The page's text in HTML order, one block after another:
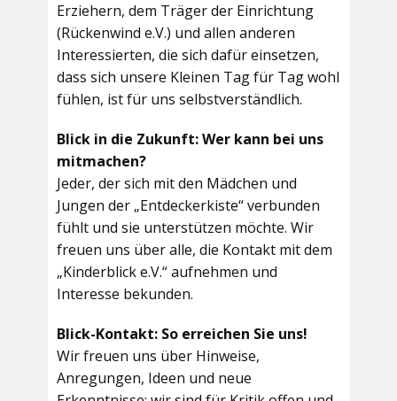
Erziehern, dem Träger der Einrichtung
(Rückenwind e.V.) und allen anderen
Interessierten, die sich dafür einsetzen,
dass sich unsere Kleinen Tag für Tag wohl
fühlen, ist für uns selbstverständlich.
Blick in die Zukunft: Wer kann bei uns
mitmachen?
Jeder, der sich mit den Mädchen und
Jungen der „Entdeckerkiste“ verbunden
fühlt und sie unterstützen möchte. Wir
freuen uns über alle, die Kontakt mit dem
„Kinderblick e.V.“ aufnehmen und
Interesse bekunden.
Blick-Kontakt: So erreichen Sie uns!
Wir freuen uns über Hinweise,
Anregungen, Ideen und neue